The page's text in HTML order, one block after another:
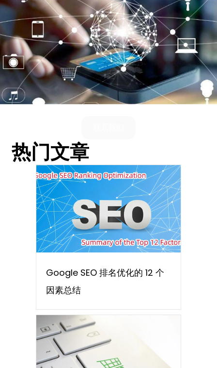
热门文章
Google SEO 排名优化的 12 个
因素总结